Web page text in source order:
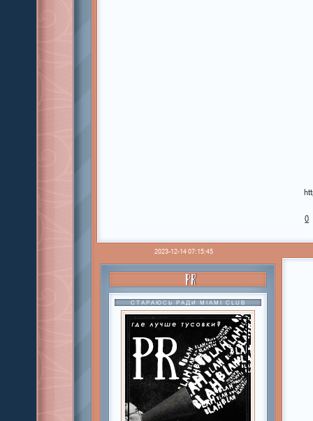
0
2023-12-14 07:15:45
PR
СТАРАЮСЬ РАДИ MIAMI CLUB